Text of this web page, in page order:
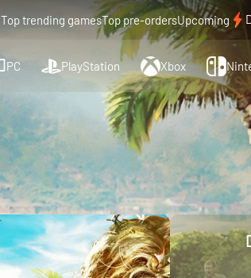
Top trending gamesTop pre-ordersUpcoming
PC PlayStation Xbox